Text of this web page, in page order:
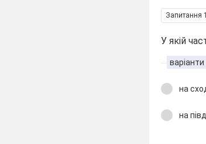
Запитання 1
У якій
варіанти
на
на